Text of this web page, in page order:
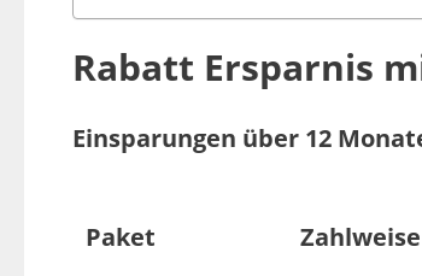
Rabatt Ersparnis
Einsparungen über 12
Paket Zahlweise